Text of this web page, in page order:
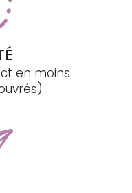
en moins